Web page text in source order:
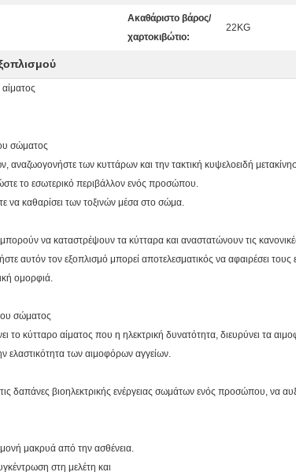
Ακαθάριστο βάρος/
χαρτοκιβώτιο:
22KG
σώματος
αναζωογονήστε των κυττάρων και την τακτική κυψελοειδή
το εσωτερικό περιβάλλον ενός προσώπου.
να καθαρίσει των τοξινών μέσα στο σώμα.
να καταστρέψουν τα κύτταρα και αναστατώνουν τις
αυτόν τον εξοπλισμό μπορεί αποτελεσματικός να αφαιρέσει τους
ομορφιά.
σώματος
κύτταρο αίματος που η ηλεκτρική δυνατότητα, διευρύνει τα
ελαστικότητα των αιμοφόρων αγγείων.
δαπάνες βιοηλεκτρικής ενέργειας σωμάτων ενός προσώπου, να
μακρυά από την ασθένεια.
στη μελέτη και